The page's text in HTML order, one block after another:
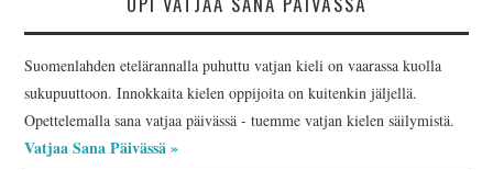
MERKKIHENKILÖT
INKERILÄINEN
PERHEALBUMI
Suomenlahden etelärannalla puhuttu vatjan kieli on vaarassa kuolla
sukupuuttoon. Innokkaita kielen oppijoita on kuitenkin jäljellä.
Opettelemalla sana vatjaa päivässä - tuemme vatjan kielen säilymistä.
Vatjaa Sana Päivässä »